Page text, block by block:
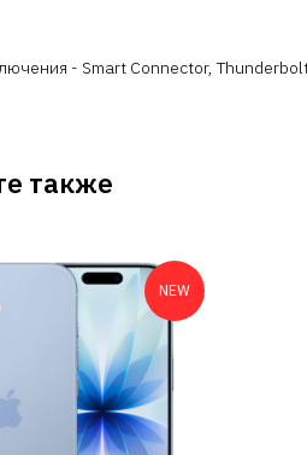
- Smart Connector,
также
NEW